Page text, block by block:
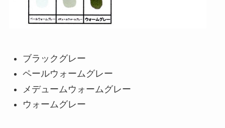
ブラックグレー
ペールウォームグレー
メデュームウォームグレー
ウォームグレー